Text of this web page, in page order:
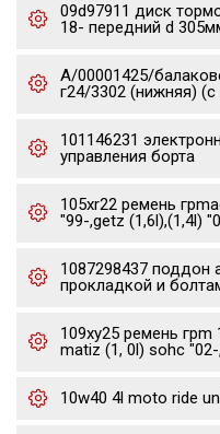
09d97911 диск
18- передний d
А/00001425/
г24/3302 (нижняя)
101146231
управления борта
105xr22 ремень
"99-,getz (1,6l),(1,4l)
1087298437 поддон
прокладкой и
109xy25 ремень грm
matiz (1, 0l) sohc
10w40 4l moto ride